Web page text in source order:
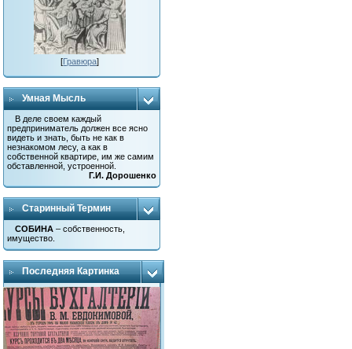
[Гравюра]
Умная Мысль
В деле своем каждый
предприниматель должен все ясно
видеть и знать, быть не как в
незнакомом лесу, а как в
собственной квартире, им же самим
обставленной, устроенной.
Г.И. Дорошенко
Старинный Термин
СОБИНА – собственность,
имущество.
Последняя Картинка